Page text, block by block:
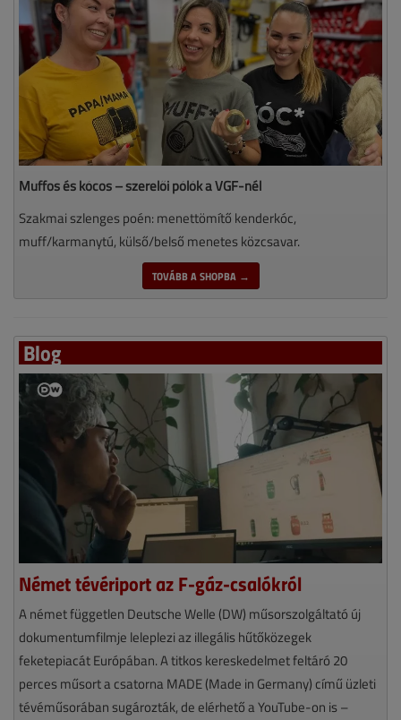
Muffos és kócos – szerelői pólók a VGF-nél
Szakmai szlenges poén: menettömítő kenderkóc,
muff/karmanytú, külső/belső menetes közcsavar.
TOVÁBB A SHOPBA →
Blog
Német tévériport az F-gáz-csalókról
A német független Deutsche Welle (DW) műsorszolgáltató új
dokumentumfilmje leleplezi az illegális hűtőközegek
feketepiacát Európában. A titkos kereskedelmet feltáró 20
perces műsort a csatorna MADE (Made in Germany) című üzleti
tévéműsorában sugározták, de elérhető a YouTube-on is –